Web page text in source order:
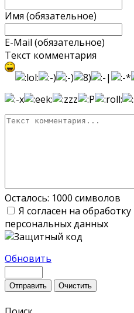
Имя (обязательное)
E-Mail (обязательное)
Текст комментария
Осталось: 1000 символов
Я согласен на
персональных данных
Обновить
Отправить Очистить